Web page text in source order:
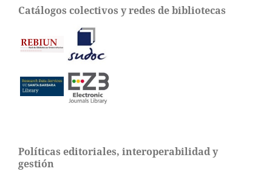
Catálogos colectivos y redes de bibliotecas
Políticas editoriales, interoperabilidad y
gestión